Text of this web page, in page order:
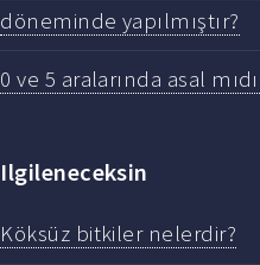
döneminde yapılmıştır?
0 ve 5 aralarında asal
Ilgileneceksin
Köksüz bitkiler nelerdir?